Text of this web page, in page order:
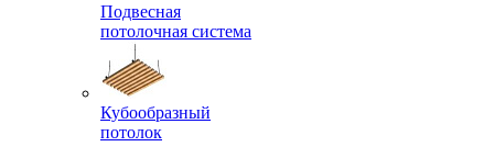
Подвесная
потолочная система
Кубообразный
потолок